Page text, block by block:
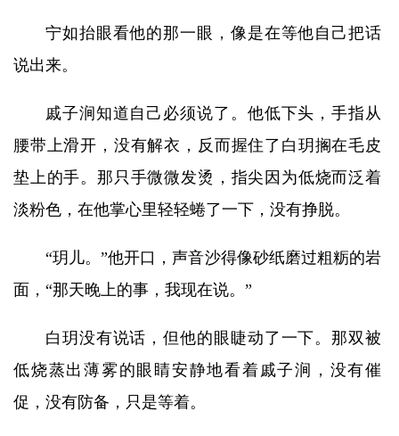
宁如抬眼看他的那一眼，像是在等他自己把话
说出来。
戚子涧知道自己必须说了。他低下头，手指从
腰带上滑开，没有解衣，反而握住了白玥搁在毛皮
垫上的手。那只手微微发烫，指尖因为低烧而泛着
淡粉色，在他掌心里轻轻蜷了一下，没有挣脱。
“玥儿。”他开口，声音沙得像砂纸磨过粗粝的岩
面，“那天晚上的事，我现在说。”
白玥没有说话，但他的眼睫动了一下。那双被
低烧蒸出薄雾的眼睛安静地看着戚子涧，没有催
促，没有防备，只是等着。